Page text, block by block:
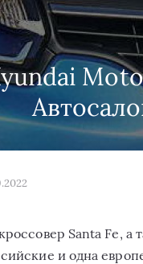
Santa Fe,
и oднa